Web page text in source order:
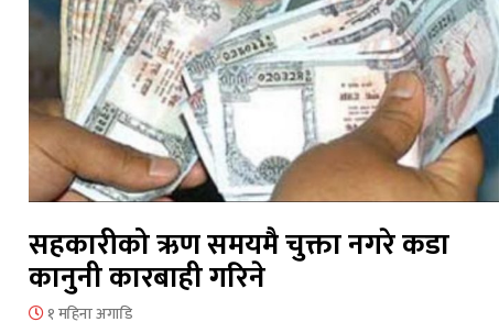
सहकारीको ऋण समयमै चुक्ता नगरे कडा
कानुनी कारबाही गरिने
१ महिना अगाडि